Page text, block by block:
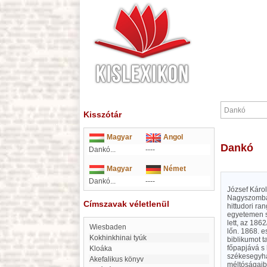
Kisszótár
Magyar
Angol
Dankó...
----
Magyar
Német
Dankó...
----
Címszavak véletlenül
Wiesbaden
Kokhinkhinai tyúk
kloáka
Akefalikus könyv
Dankó
József
hittudori
egyetemen
lett, az
lőn. 1868.
biblikumot
főpapjává s